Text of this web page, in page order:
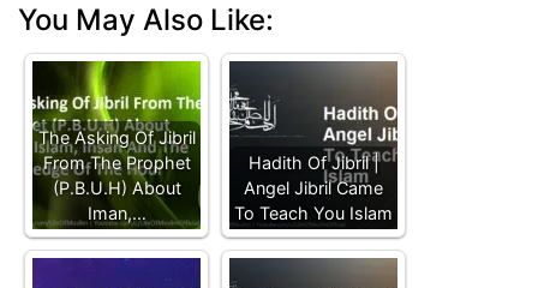
You May Also Like:
The Asking Of Jibril
From The Prophet
(P.B.U.H) About
Iman,…
Hadith Of Jibril |
Angel Jibril Came
To Teach You Islam